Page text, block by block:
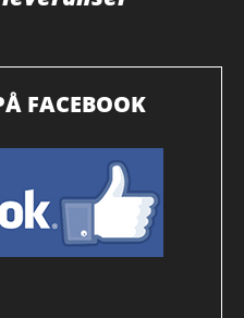
FACEBOOK